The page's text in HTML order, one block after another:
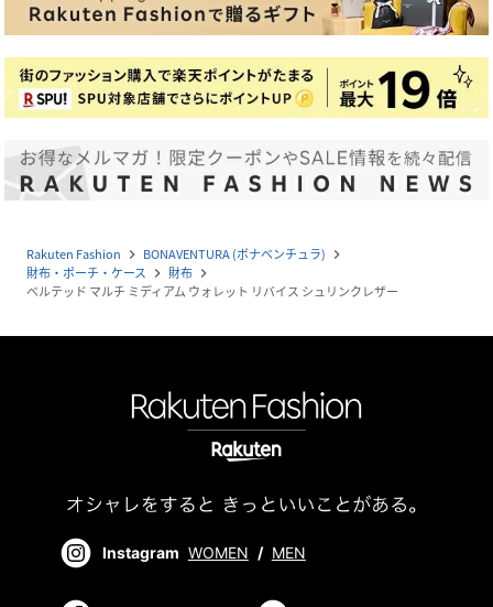
Rakuten Fashion navigate_next BONAVENTURA (ボナベンチュラ) navigate_next
財布・ポーチ・ケース navigate_next 財布 navigate_next
ベルテッド マルチ ミディアム ウォレット リバイス シュリンクレザー
Instagram WOMEN / MEN